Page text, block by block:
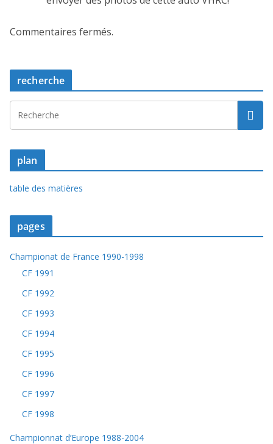
Commentaires fermés.
recherche
plan
table des matières
pages
Championat de France 1990-1998
CF 1991
CF 1992
CF 1993
CF 1994
CF 1995
CF 1996
CF 1997
CF 1998
Championnat d’Europe 1988-2004